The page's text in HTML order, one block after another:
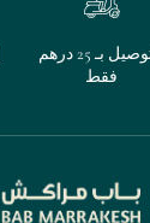
التوصيل بـ 25 درهم
فقط